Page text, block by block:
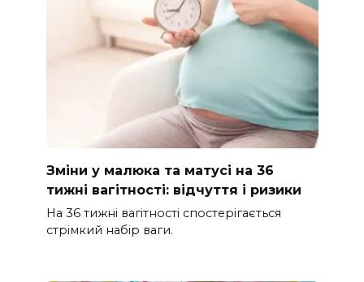
Зміни у малюка та матусі на 36
тижні вагітності: відчуття і ризики
На 36 тижні вагітності спостерігається
стрімкий набір ваги.